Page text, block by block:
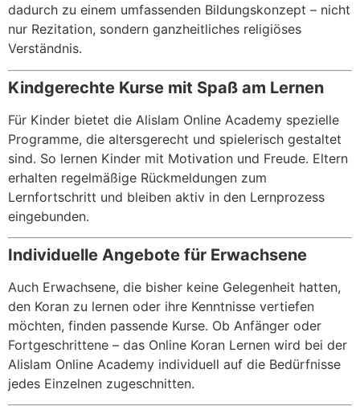
dadurch zu einem umfassenden Bildungskonzept – nicht
nur Rezitation, sondern ganzheitliches religiöses
Verständnis.
Kindgerechte Kurse mit Spaß am Lernen
Für Kinder bietet die Alislam Online Academy spezielle
Programme, die altersgerecht und spielerisch gestaltet
sind. So lernen Kinder mit Motivation und Freude. Eltern
erhalten regelmäßige Rückmeldungen zum
Lernfortschritt und bleiben aktiv in den Lernprozess
eingebunden.
Individuelle Angebote für Erwachsene
Auch Erwachsene, die bisher keine Gelegenheit hatten,
den Koran zu lernen oder ihre Kenntnisse vertiefen
möchten, finden passende Kurse. Ob Anfänger oder
Fortgeschrittene – das Online Koran Lernen wird bei der
Alislam Online Academy individuell auf die Bedürfnisse
jedes Einzelnen zugeschnitten.